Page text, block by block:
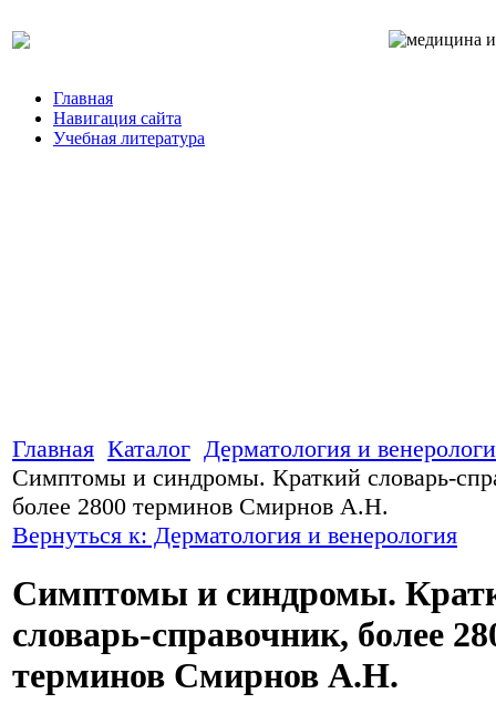
Главная
Навигация сайта
Учебная литература
Главная Каталог Дерматология и
Симптомы и синдромы. Краткий словарь-
более 2800 терминов Смирнов А.Н.
Вернуться к: Дерматология и венерология
Симптомы и синдромы.
словарь-справочник, более
терминов Смирнов А.Н.